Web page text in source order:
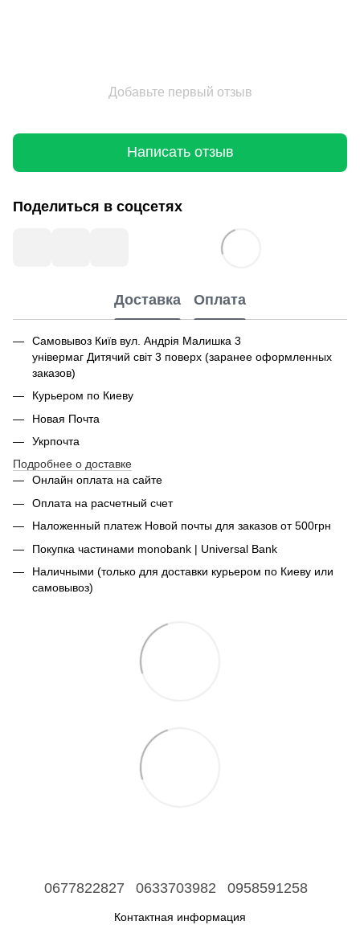
Добавьте первый отзыв
Написать отзыв
Поделиться в соцсетях
Доставка Оплата
Самовывоз Київ вул. Андрія Малишка 3
універмаг Дитячий світ 3 поверх (заранее оформленных
заказов)
Курьером по Киеву
Новая Почта
Укрпочта
Подробнее о доставке
Онлайн оплата на сайте
Оплата на расчетный счет
Наложенный платеж Новой почты для заказов от 500грн
Покупка частинами monobank | Universal Bank
Наличными (только для доставки курьером по Киеву или
самовывоз)
0677822827 0633703982 0958591258
Контактная информация